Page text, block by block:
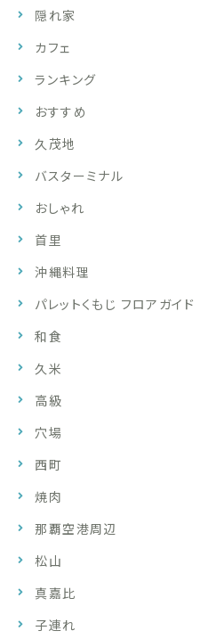
隠れ家
カフェ
ランキング
おすすめ
久茂地
バスターミナル
おしゃれ
首里
沖縄料理
パレットくもじ フロアガイド
和食
久米
高級
穴場
西町
焼肉
那覇空港周辺
松山
真嘉比
子連れ